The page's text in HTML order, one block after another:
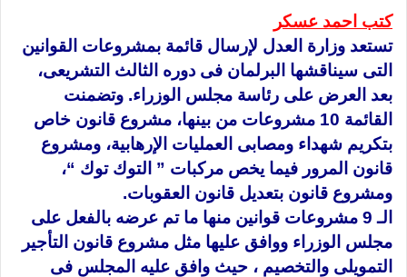
كتب احمد عسكر
تستعد وزارة العدل لإرسال قائمة بمشروعات القوانين
التى سيناقشها البرلمان فى دوره الثالث التشريعى،
بعد العرض على رئاسة مجلس الوزراء. وتضمنت
القائمة 10 مشروعات من بينها، مشروع قانون خاص
بتكريم شهداء ومصابى العمليات الإرهابية، ومشروع
قانون المرور فيما يخص مركبات ” التوك توك “،
ومشروع قانون بتعديل قانون العقوبات.
الـ 9 مشروعات قوانين منها ما تم عرضه بالفعل على
مجلس الوزراء ووافق عليها مثل مشروع قانون التأجير
التمويلى والتخصيم ، حيث وافق عليه المجلس فى